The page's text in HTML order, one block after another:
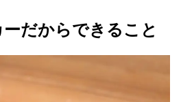
だからできること